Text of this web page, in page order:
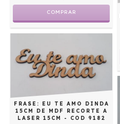
COMPRAR
FRASE: EU TE AMO DINDA
15CM DE MDF RECORTE A
LASER 15CM - COD 9182